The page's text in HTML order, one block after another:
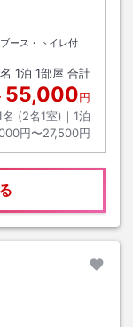
ース・トイレ付
名 1泊 1部屋 合計
55,000円
名 (2名1室)｜ 1泊
円〜27,500円